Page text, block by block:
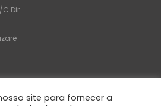
Dir
site para fornecer a